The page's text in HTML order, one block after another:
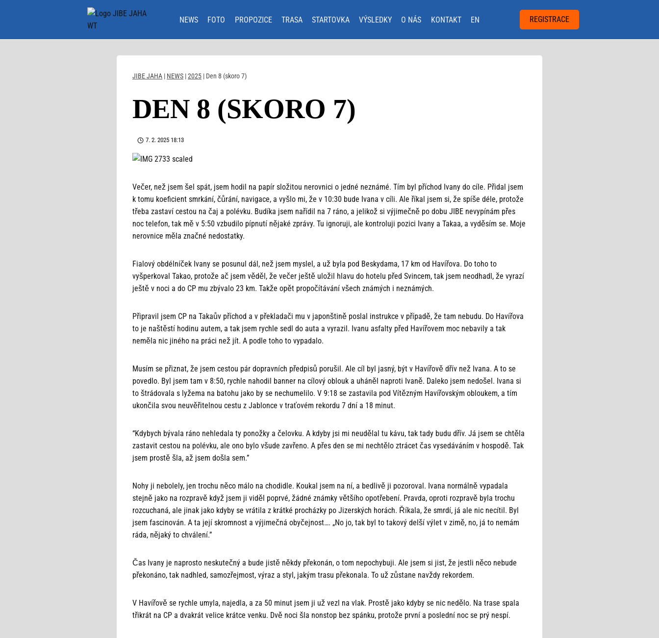
NEWS FOTO PROPOZICE TRASA STARTOVKA VÝSLEDKY O NÁS KONTAKT EN REGISTRACE
JIBE JAHA | NEWS |2025 | Den 8 (skoro 7)
DEN 8 (SKORO 7)
7. 2. 2025 18:13
Večer, než jsem šel spát, jsem hodil na papír složitou nerovnici o jedné neznámé. Tím byl příchod Ivany do cíle. Přidal jsem
k tomu koeficient smrkání, čůrání, navigace, a vyšlo mi, že v 10:30 bude Ivana v cíli. Ale říkal jsem si, že spíše déle, protože
třeba zastaví cestou na čaj a polévku. Budíka jsem nařídil na 7 ráno, a jelikož si výjimečně po dobu JIBE nevypínám přes
noc telefon, tak mě v 5:50 vzbudilo pípnutí nějaké zprávy. Tu ignoruji, ale kontroluji pozici Ivany a Takaa, a vyděsím se. Moje
nerovnice měla značné nedostatky.
Fialový obdélníček Ivany se posunul dál, než jsem myslel, a už byla pod Beskydama, 17 km od Havířova. Do toho to
vyšperkoval Takao, protože ač jsem věděl, že večer ještě uložil hlavu do hotelu před Svincem, tak jsem neodhadl, že vyrazí
ještě v noci a do CP mu zbývalo 23 km. Takže opět propočítávání všech známých i neznámých.
Připravil jsem CP na Takaův příchod a v překladači mu v japonštině poslal instrukce v případě, že tam nebudu. Do Havířova
to je naštěstí hodinu autem, a tak jsem rychle sedl do auta a vyrazil. Ivanu asfalty před Havířovem moc nebavily a tak
neměla nic jiného na práci než jít. A podle toho to vypadalo.
Musím se přiznat, že jsem cestou pár dopravních předpisů porušil. Ale cíl byl jasný, být v Havířově dřív než Ivana. A to se
povedlo. Byl jsem tam v 8:50, rychle nahodil banner na cílový oblouk a uháněl naproti Ivaně. Daleko jsem nedošel. Ivana si
to štrádovala s lyžema na batohu jako by se nechumelilo. V 9:18 se zastavila pod Vítězným Havířovským obloukem, a tím
ukončila svou neuvěřitelnou cestu z Jablonce v traťovém rekordu 7 dní a 18 minut.
“Kdybych bývala ráno nehledala ty ponožky a čelovku. A kdyby jsi mi neudělal tu kávu, tak tady budu dřív. Já jsem se chtěla
zastavit cestou na polévku, ale ono bylo všude zavřeno. A přes den se mi nechtělo ztrácet čas vysedáváním v hospodě. Tak
jsem prostě šla, až jsem došla sem.”
Nohy ji nebolely, jen trochu něco málo na chodidle. Koukal jsem na ní, a bedlivě ji pozoroval. Ivana normálně vypadala
stejně jako na rozpravě když jsem ji viděl poprvé, žádné známky většího opotřebení. Pravda, oproti rozpravě byla trochu
rozcuchaná, ale jinak jako kdyby se vrátila z krátké procházky po Jizerských horách. Říkala, že smrdí, já ale nic necítil. Byl
jsem fascinován. A ta její skromnost a výjimečná obyčejnost…. „No jo, tak byl to takový delší výlet v zimě, no, já to nemám
ráda, nějaký to chválení.”
Čas Ivany je naprosto neskutečný a bude jistě někdy překonán, o tom nepochybuji. Ale jsem si jist, že jestli něco nebude
překonáno, tak nadhled, samozřejmost, výraz a styl, jakým trasu překonala. To už zůstane navždy rekordem.
V Havířově se rychle umyla, najedla, a za 50 minut jsem ji už vezl na vlak. Prostě jako kdyby se nic nedělo. Na trase spala
třikrát na CP a dvakrát velice krátce venku. Dvě noci šla nonstop bez spánku, protože první a poslední noc se prý nespí.